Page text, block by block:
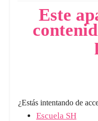
Este
¿Estás intentando de
Escuela SH